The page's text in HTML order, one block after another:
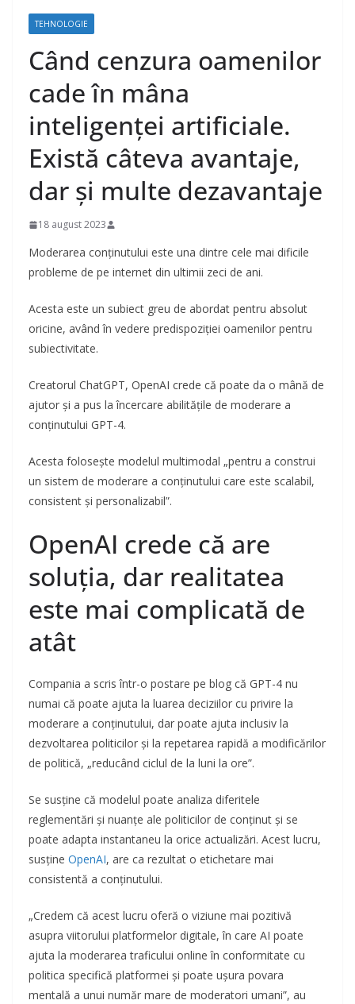
TEHNOLOGIE
Când cenzura oamenilor
cade în mâna
inteligenței artificiale.
Există câteva avantaje,
dar și multe dezavantaje
18 august 2023
Moderarea conținutului este una dintre cele mai dificile
probleme de pe internet din ultimii zeci de ani.
Acesta este un subiect greu de abordat pentru absolut
oricine, având în vedere predispoziției oamenilor pentru
subiectivitate.
Creatorul ChatGPT, OpenAI crede că poate da o mână de
ajutor și a pus la încercare abilitățile de moderare a
conținutului GPT-4.
Acesta folosește modelul multimodal „pentru a construi
un sistem de moderare a conținutului care este scalabil,
consistent și personalizabil”.
OpenAI crede că are
soluția, dar realitatea
este mai complicată de
atât
Compania a scris într-o postare pe blog că GPT-4 nu
numai că poate ajuta la luarea deciziilor cu privire la
moderare a conținutului, dar poate ajuta inclusiv la
dezvoltarea politicilor și la repetarea rapidă a modificărilor
de politică, „reducând ciclul de la luni la ore”.
Se susține că modelul poate analiza diferitele
reglementări și nuanțe ale politicilor de conținut și se
poate adapta instantaneu la orice actualizări. Acest lucru,
susține OpenAI, are ca rezultat o etichetare mai
consistentă a conținutului.
„Credem că acest lucru oferă o viziune mai pozitivă
asupra viitorului platformelor digitale, în care AI poate
ajuta la moderarea traficului online în conformitate cu
politica specifică platformei și poate ușura povara
mentală a unui număr mare de moderatori umani”, au